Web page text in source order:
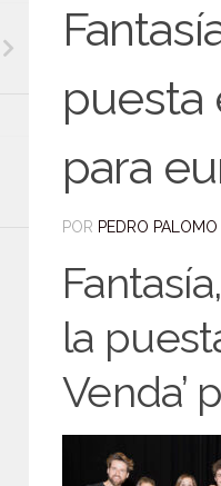
puesta
para
POR PEDRO PALOMO
la
Venda’